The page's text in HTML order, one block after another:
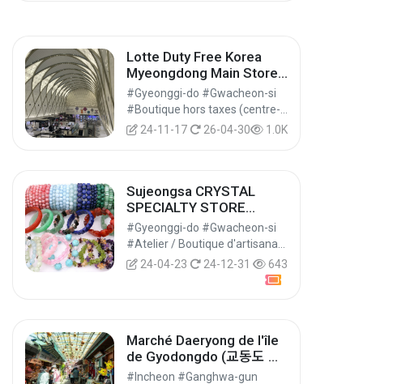
Lotte Duty Free Korea
Myeongdong Main Store
롯데면세점 명동
#Gyeonggi-do #Gwacheon-si
24-11-17
26-04-30 1.0K
Sujeongsa CRYSTAL
SPECIALTY STORE
(Sogong Underground
Shopping Center #65) -
명동 수정사
#Gyeonggi-do #Gwacheon-si
24-04-23
24-12-31 643
Marché Daeryong de l'île
de Gyodongdo (교동도 대
룡시장)
#Incheon #Ganghwa-gun